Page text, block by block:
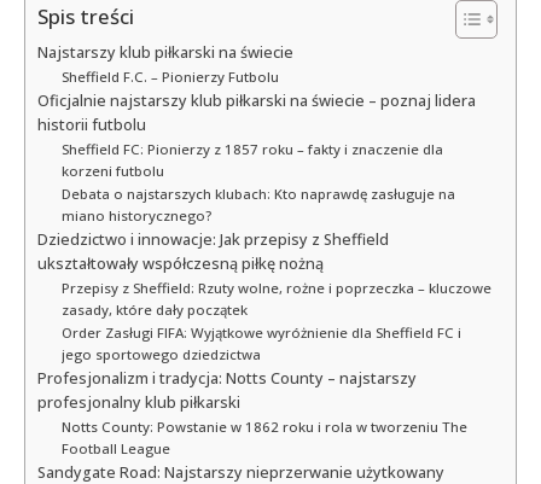
Spis treści
Najstarszy klub piłkarski na świecie
Sheffield F.C. – Pionierzy Futbolu
Oficjalnie najstarszy klub piłkarski na świecie – poznaj lidera
historii futbolu
Sheffield FC: Pionierzy z 1857 roku – fakty i znaczenie dla
korzeni futbolu
Debata o najstarszych klubach: Kto naprawdę zasługuje na
miano historycznego?
Dziedzictwo i innowacje: Jak przepisy z Sheffield
ukształtowały współczesną piłkę nożną
Przepisy z Sheffield: Rzuty wolne, rożne i poprzeczka – kluczowe
zasady, które dały początek
Order Zasługi FIFA: Wyjątkowe wyróżnienie dla Sheffield FC i
jego sportowego dziedzictwa
Profesjonalizm i tradycja: Notts County – najstarszy
profesjonalny klub piłkarski
Notts County: Powstanie w 1862 roku i rola w tworzeniu The
Football League
Sandygate Road: Najstarszy nieprzerwanie użytkowany